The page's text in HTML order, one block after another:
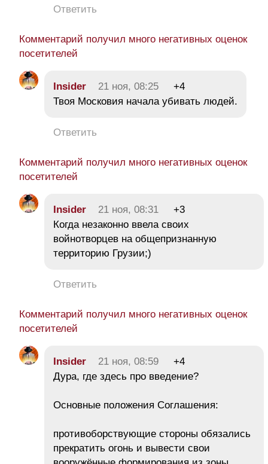
Ответить
Комментарий получил много негативных оценок
посетителей
Insider 21 ноя, 08:25
+4
Твоя Московия начала убивать людей.
Ответить
Комментарий получил много негативных оценок
посетителей
Insider 21 ноя, 08:31
+3
Когда незаконно ввела своих
войнотворцев на общепризнанную
территорию Грузии;)
Ответить
Комментарий получил много негативных оценок
посетителей
Insider 21 ноя, 08:59
+4
Дура, где здесь про введение?
Основные положения Соглашения:
противоборствующие стороны обязались
прекратить огонь и вывести свои